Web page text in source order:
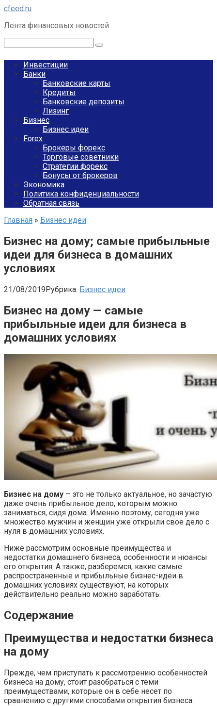
Перейти
контенту
cfeed.ru
Лента финансовых новостей
Инвестиции
Банки
Банковские карты
Кредиты
Банковские депозиты
Лизинг
Бизнес
Бизнес идеи
Forex
Брокеры форекс
Торговые советники
Стратегии форекс
Бонусы от брокеров
Экономика
Политика конфиденциальности
Обратная связь
Главная » Бизнес идеи
Бизнес на дому; самые прибыльные
идеи для бизнеса в домашних
условиях
21/08/2019Рубрика: Бизнес идеи
Бизнес на дому — самые
прибыльные идеи для бизнеса в
домашних условиях
Бизнес на дому – это не только актуальное, но зачастую
даже очень прибыльное дело, которым можно
заниматься, сидя дома. Именно поэтому, сегодня уже
множество мужчин и женщин уже открыли свое дело с
нуля в домашних условиях.
Ниже рассмотрим основные преимущества и
недостатки домашнего бизнеса, особенности и нюансы
его открытия. А также, разберемся, какие самые
распространенные и прибыльные бизнес-идеи в
домашних условиях существуют, на которых
действительно реально можно заработать.
Содержание
Преимущества и недостатки бизнеса
на дому
Прежде, чем приступать к рассмотрению особенностей
бизнеса на дому, стоит разобраться с теми
преимуществами, которые он в себе несет по
сравнению с другими способами открытия бизнеса.